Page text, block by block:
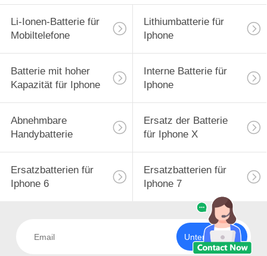
Li-Ionen-Batterie für
Mobiltelefone
Lithiumbatterie für
Iphone
Batterie mit hoher
Kapazität für Iphone
Interne Batterie für
Iphone
Abnehmbare
Handybatterie
Ersatz der Batterie
für Iphone X
Ersatzbatterien für
Iphone 6
Ersatzbatterien für
Iphone 7
Unterzeichnen